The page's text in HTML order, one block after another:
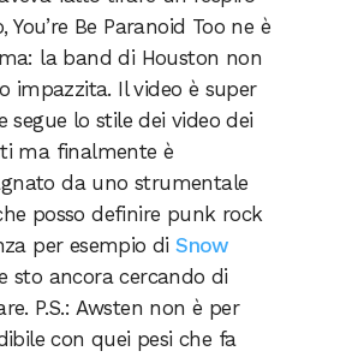
You’re Be Paranoid Too ne è
la band di Houston non
impazzita. Il video è super
segue lo stile dei video dei
ma finalmente è
da uno strumentale
posso definire punk rock
per esempio diSnow
sto ancora cercando di
P.S.: Awsten non è per
con quei pesi che fa